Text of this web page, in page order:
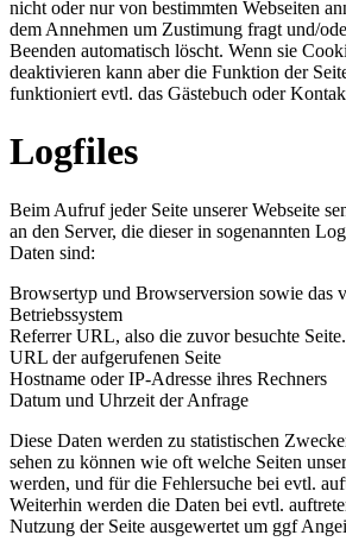
nicht oder nur von bestimmten Webseiten
dem Annehmen um Zustimung fragt und/
Beenden automatisch löscht. Wenn sie
deaktivieren kann aber die Funktion der
funktioniert evtl. das Gästebuch oder
Logfiles
Beim Aufruf jeder Seite unserer Webseite
an den Server, die dieser in sogenannten
Daten sind:
Browsertyp und Browserversion sowie das
Betriebssystem
Referrer URL, also die zuvor besuchte Seite.
URL der aufgerufenen Seite
Hostname oder IP-Adresse ihres Rechners
Datum und Uhrzeit der Anfrage
Diese Daten werden zu statistischen
sehen zu können wie oft welche Seiten
werden, und für die Fehlersuche bei evtl.
Weiterhin werden die Daten bei evtl.
Nutzung der Seite ausgewertet um ggf